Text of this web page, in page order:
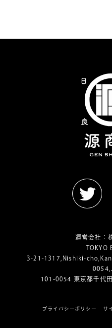
運営会社：
TOKYO
3-21-1317,Nishiki-
101-0054 東京都千代
プライバシーポリシー サ